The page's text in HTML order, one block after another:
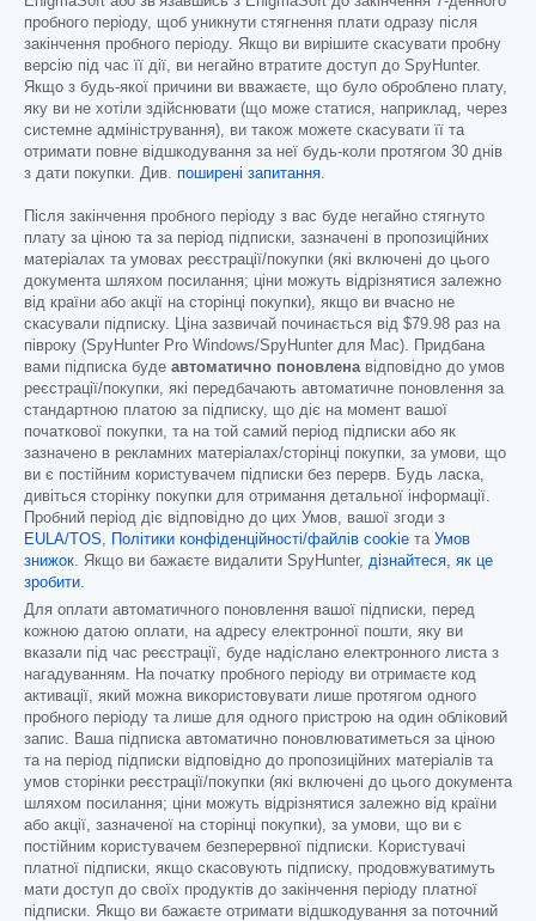
пробного періоду, щоб уникнути стягнення плати одразу після
закінчення пробного періоду. Якщо ви вирішите скасувати пробну
версію під час її дії, ви негайно втратите доступ до SpyHunter.
Якщо з будь-якої причини ви вважаєте, що було оброблено плату,
яку ви не хотіли здійснювати (що може статися, наприклад, через
системне адміністрування), ви також можете скасувати її та
отримати повне відшкодування за неї будь-коли протягом 30 днів
з дати покупки. Див. поширені запитання.
Після закінчення пробного періоду з вас буде негайно стягнуто
плату за ціною та за період підписки, зазначені в пропозиційних
матеріалах та умовах реєстрації/покупки (які включені до цього
документа шляхом посилання; ціни можуть відрізнятися залежно
від країни або акції на сторінці покупки), якщо ви вчасно не
скасували підписку. Ціна зазвичай починається від $79.98 раз на
півроку (SpyHunter Pro Windows/SpyHunter для Mac). Придбана
вами підписка буде автоматично поновленавідповідно до умов
реєстрації/покупки, які передбачають автоматичне поновлення за
стандартною платою за підписку, що діє на момент вашої
початкової покупки, та на той самий період підписки або як
зазначено в рекламних матеріалах/сторінці покупки, за умови, що
ви є постійним користувачем підписки без перерв. Будь ласка,
дивіться сторінку покупки для отримання детальної інформації.
Пробний період діє відповідно до цих Умов, вашої згоди з
EULA/TOS, Політики конфіденційності/файлів cookie та Умов
знижок. Якщо ви бажаєте видалити SpyHunter, дізнайтеся, як це
зробити.
Для оплати автоматичного поновлення вашої підписки, перед
кожною датою оплати, на адресу електронної пошти, яку ви
вказали під час реєстрації, буде надіслано електронного листа з
нагадуванням. На початку пробного періоду ви отримаєте код
активації, який можна використовувати лише протягом одного
пробного періоду та лише для одного пристрою на один обліковий
запис. Ваша підписка автоматично поновлюватиметься за ціною
та на період підписки відповідно до пропозиційних матеріалів та
умов сторінки реєстрації/покупки (які включені до цього документа
шляхом посилання; ціни можуть відрізнятися залежно від країни
або акції, зазначеної на сторінці покупки), за умови, що ви є
постійним користувачем безперервної підписки. Користувачі
платної підписки, якщо скасовують підписку, продовжуватимуть
мати доступ до своїх продуктів до закінчення періоду платної
підписки. Якщо ви бажаєте отримати відшкодування за поточний